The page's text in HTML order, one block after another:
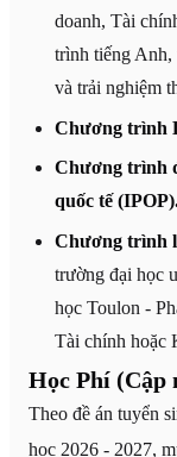
doanh, Tài
trình tiếng Anh,
và trải nghiệm
Chương trình
Chương trình
quốc tế
Chương trình
trường đại học
học Toulon -
Tài chính hoặc
Học Phí (Cập
Theo đề án tuyển
học 2026 - 2027,